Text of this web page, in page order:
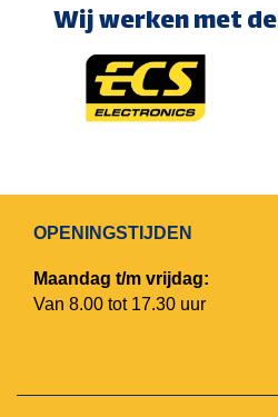
Wij werken met
OPENINGSTIJDEN
Maandag t/m vrijdag:
Van 8.00 tot 17.30 uur